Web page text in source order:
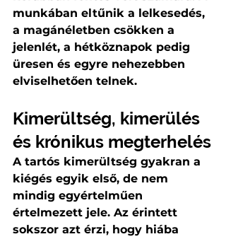
munkában eltűnik a lelkesedés,
a magánéletben csökken a
jelenlét, a hétköznapok pedig
üresen és egyre nehezebben
elviselhetően telnek.
Kimerültség, kimerülés
és krónikus megterhelés
A tartós kimerültség gyakran a
kiégés egyik első, de nem
mindig egyértelműen
értelmezett jele. Az érintett
sokszor azt érzi, hogy hiába